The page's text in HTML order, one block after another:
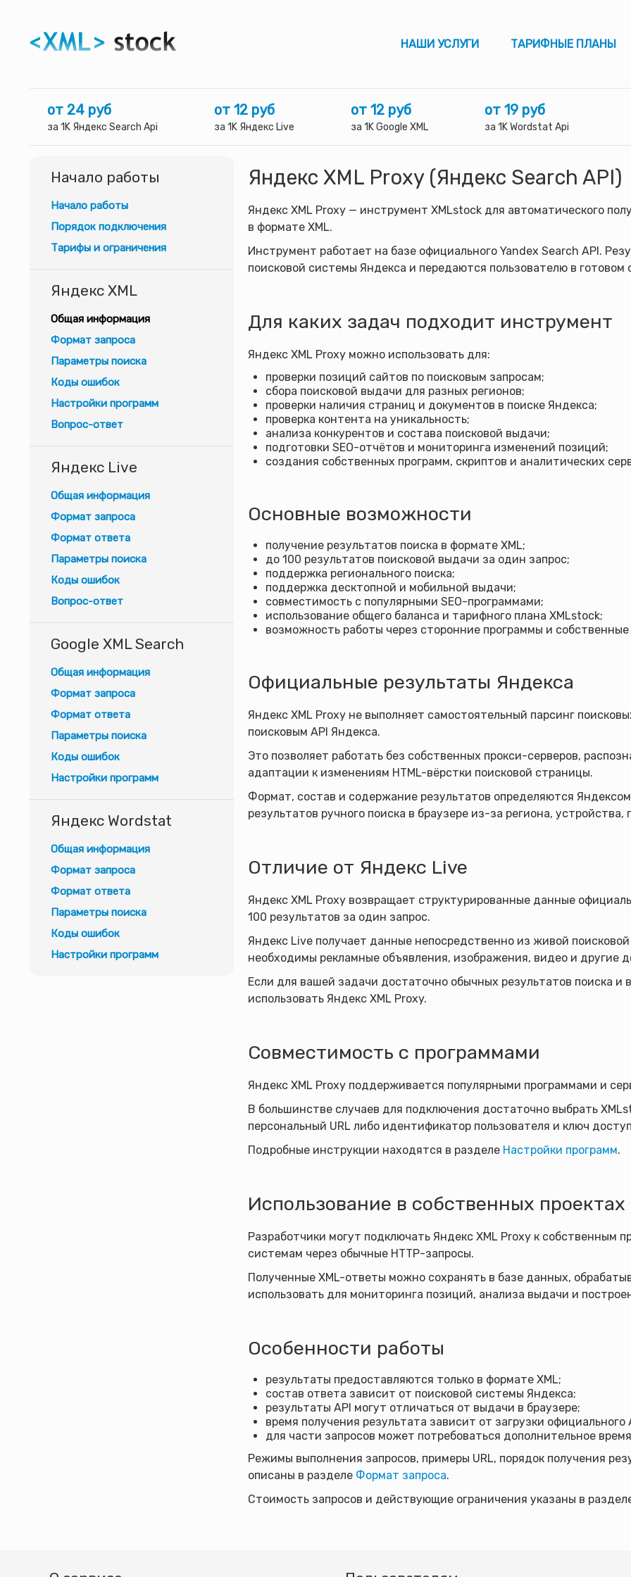
НАШИ УСЛУГИ ТАРИФНЫЕ ПЛАНЫ
от 24 руб
за 1K Яндекс Search Api
от 12 руб
за 1K Яндекс Live
от 12 руб
за 1K Google XML
от 19 руб
за 1K Wordstat Api
Начало работы
Начало работы
Порядок подключения
Тарифы и ограничения
Яндекс XML
Общая информация
Формат запроса
Параметры поиска
Коды ошибок
Настройки программ
Вопрос-ответ
Яндекс Live
Общая информация
Формат запроса
Формат ответа
Параметры поиска
Коды ошибок
Вопрос-ответ
Google XML Search
Общая информация
Формат запроса
Формат ответа
Параметры поиска
Коды ошибок
Настройки программ
Яндекс Wordstat
Общая информация
Формат запроса
Формат ответа
Параметры поиска
Коды ошибок
Настройки программ
Яндекс XML Proxy (Яндекс Search API)
Яндекс XML Proxy — инструмент XMLstock для автоматического
в формате XML.
Инструмент работает на базе официального Yandex Search API.
поисковой системы Яндекса и передаются пользователю в
Для каких задач подходит инструмент
Яндекс XML Proxy можно использовать для:
проверки позиций сайтов по поисковым запросам;
сбора поисковой выдачи для разных регионов;
проверки наличия страниц и документов в поиске Яндекса;
проверка контента на уникальность;
анализа конкурентов и состава поисковой выдачи;
подготовки SEO-отчётов и мониторинга изменений позиций;
создания собственных программ, скриптов и аналитических
Основные возможности
получение результатов поиска в формате XML;
до 100 результатов поисковой выдачи за один запрос;
поддержка регионального поиска;
поддержка десктопной и мобильной выдачи;
совместимость с популярными SEO-программами;
использование общего баланса и тарифного плана XMLstock;
возможность работы через сторонние программы и собственные
Официальные результаты Яндекса
Яндекс XML Proxy не выполняет самостоятельный парсинг
поисковым API Яндекса.
Это позволяет работать без собственных прокси-серверов,
адаптации к изменениям HTML-вёрстки поисковой страницы.
Формат, состав и содержание результатов определяются
результатов ручного поиска в браузере из-за региона,
Отличие от Яндекс Live
Яндекс XML Proxy возвращает структурированные данные
100 результатов за один запрос.
Яндекс Live получает данные непосредственно из живой
необходимы рекламные объявления, изображения, видео и другие
Если для вашей задачи достаточно обычных результатов поиска и
использовать Яндекс XML Proxy.
Совместимость с программами
Яндекс XML Proxy поддерживается популярными программами и
В большинстве случаев для подключения достаточно выбрать
персональный URL либо идентификатор пользователя и ключ
Подробные инструкции находятся в разделе Настройки программ.
Использование в собственных проектах
Разработчики могут подключать Яндекс XML Proxy к собственным
системам через обычные HTTP-запросы.
Полученные XML-ответы можно сохранять в базе данных,
использовать для мониторинга позиций, анализа выдачи и
Особенности работы
результаты предоставляются только в формате XML;
состав ответа зависит от поисковой системы Яндекса;
результаты API могут отличаться от выдачи в браузере;
время получения результата зависит от загрузки официального
для части запросов может потребоваться дополнительное
Режимы выполнения запросов, примеры URL, порядок получения
описаны в разделе Формат запроса.
Стоимость запросов и действующие ограничения указаны в